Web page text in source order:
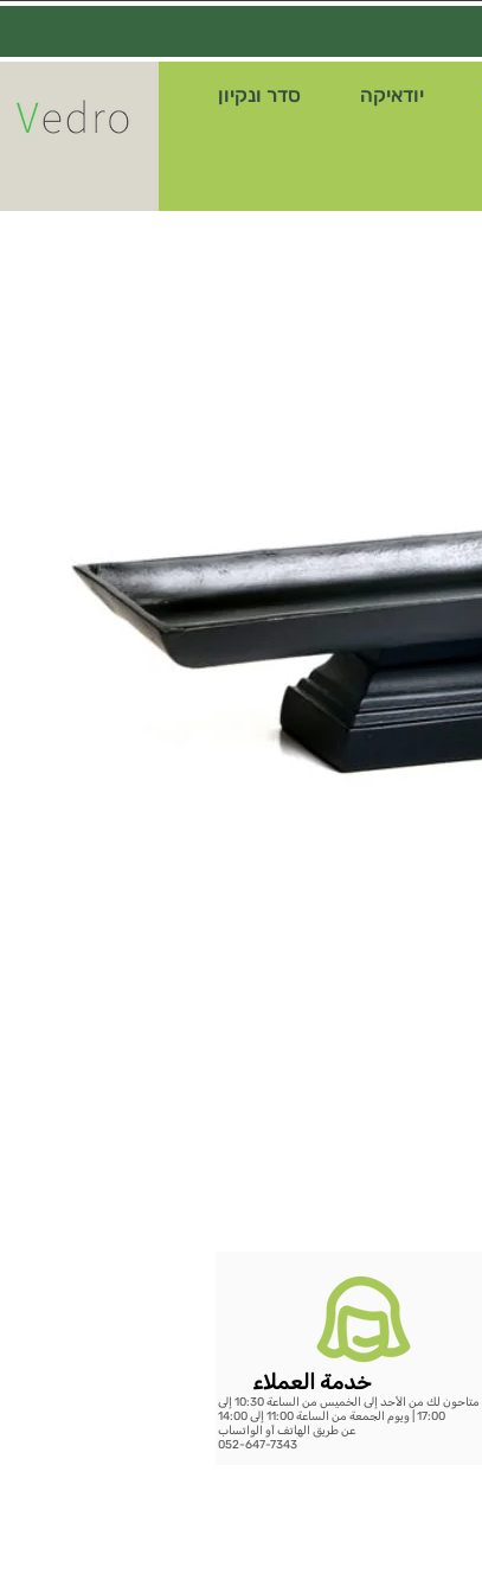
יודאיקה סדר ונקיון
خدمة العملاء
نحن متاحون لك من الأحد إلى الخميس من الساعة 10:30 إلى
17:00 | ويوم الجمعة من الساعة 11:00 إلى 14:00
عن طريق الهاتف أو الواتساب
052-647-7343